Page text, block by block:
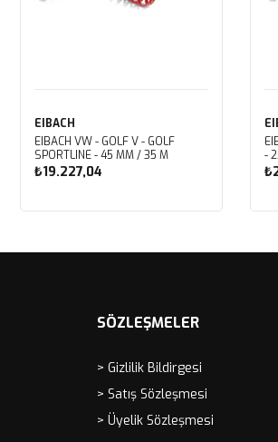
EIBACH
EIBACH VW - GOLF V - GOLF
SPORTLINE - 45 MM / 35 M
₺19.227,04
-
SÖZLEŞMELER
> Gizlilik Bildirgesi
> Satış Sözleşmesi
> Üyelik Sözleşmesi